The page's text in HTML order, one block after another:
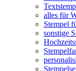
alles für
Stempel
sonstige